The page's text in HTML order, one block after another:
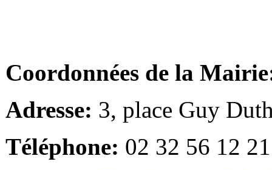
Coordonnées de la
Adresse: 3, place Guy
Téléphone: 02 32 56 12 21